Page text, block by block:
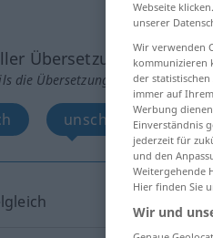
Übersetzungen
die Übersetzung anklicken/
unschuldig
Webseite
unserer
Wir verwenden
kommunizieren
der
immer auf
Werbung
Einverständnis
jederzeit für
und den
Weitergehende
Hier finden Sie
Wir und